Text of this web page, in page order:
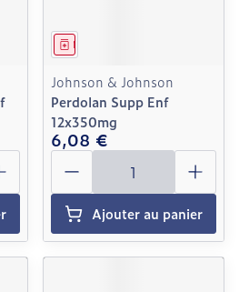
Médicament
Johnson & Johnson
Perdolan Supp Enf
12x350mg
6,08 €
Quantité
Ajouter au panier